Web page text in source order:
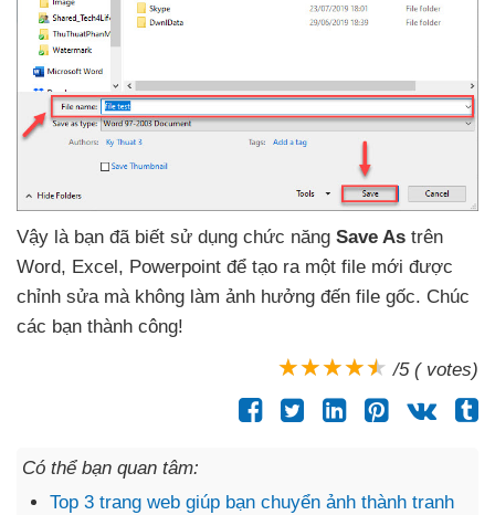
Vậy là bạn đã biết sử dụng chức năng Save As trên
Word, Excel , Powerpoint để tạo ra một file mới được
chỉnh sửa mà không làm ảnh hưởng đến file gốc. Chúc
các bạn thành công!
/5 ( votes)
Có thể bạn quan tâm:
Top 3 trang web giúp bạn chuyển ảnh thành tranh